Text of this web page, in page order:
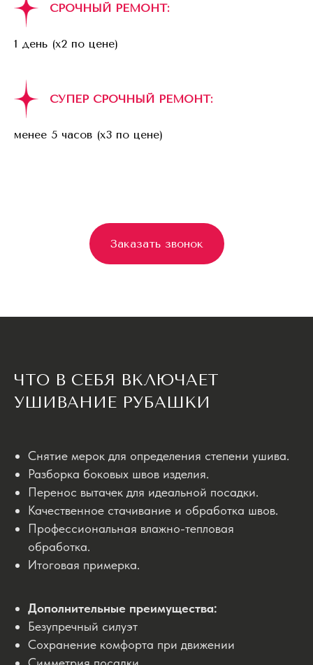
СРОЧНЫЙ РЕМОНТ:
1 день (x2 по цене)
СУПЕР СРОЧНЫЙ РЕМОНТ:
менее 5 часов (x3 по цене)
Заказать звонок
ЧТО В СЕБЯ ВКЛЮЧАЕТ
УШИВАНИЕ РУБАШКИ
Снятие мерок для определения степени ушива.
Разборка боковых швов изделия.
Перенос вытачек для идеальной посадки.
Качественное стачивание и обработка швов.
Профессиональная влажно-тепловая
обработка.
Итоговая примерка.
Дополнительные преимущества:
Безупречный силуэт
Сохранение комфорта при движении